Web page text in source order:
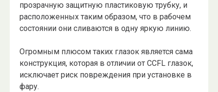
прозрачную защитную пластиковую трубку, и
расположенных таким образом, что в рабочем
состоянии они сливаются в одну яркую линию.
Огромным плюсом таких глазок является сама
конструкция, которая в отличии от CCFL глазок,
исключает риск повреждения при установке в
фару.